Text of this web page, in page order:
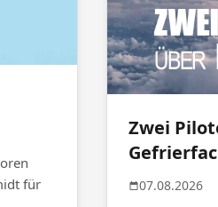
für
Zwei
07.08.2026